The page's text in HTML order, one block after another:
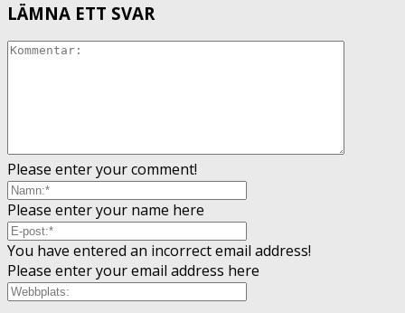
LÄMNA ETT SVAR
Please enter your comment!
Please enter your name here
You have entered an incorrect email address!
Please enter your email address here